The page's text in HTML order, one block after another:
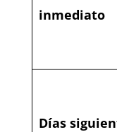
inmediato
Días